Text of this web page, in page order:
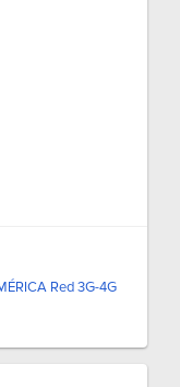
Red 3G-4G